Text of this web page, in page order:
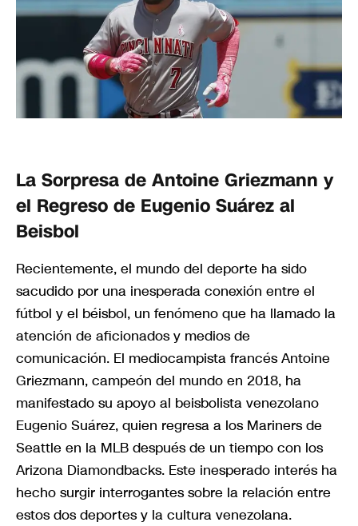
La Sorpresa de Antoine Griezmann y
el Regreso de Eugenio Suárez al
Beisbol
Recientemente, el mundo del deporte ha sido
sacudido por una inesperada conexión entre el
fútbol y el béisbol, un fenómeno que ha llamado la
atención de aficionados y medios de
comunicación. El mediocampista francés Antoine
Griezmann, campeón del mundo en 2018, ha
manifestado su apoyo al beisbolista venezolano
Eugenio Suárez, quien regresa a los Mariners de
Seattle en la MLB después de un tiempo con los
Arizona Diamondbacks. Este inesperado interés ha
hecho surgir interrogantes sobre la relación entre
estos dos deportes y la cultura venezolana.